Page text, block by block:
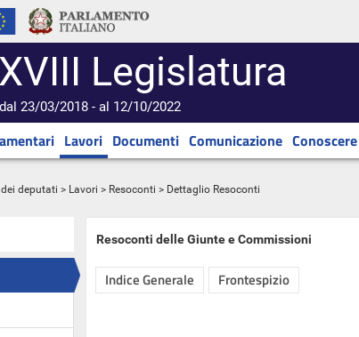
XVIII Legislatura
dal 23/03/2018 - al 12/10/2022
Lavori Documenti Comunicazione
deputati > Lavori > Resoconti > Dettaglio Resoconti
Resoconti delle Giunte e Commissioni
Indice Generale Frontespizio